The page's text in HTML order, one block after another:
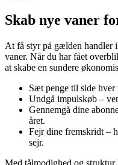
Skab nye vaner
At få styr på gælden handler
vaner. Når du har fået
at skabe en sundere
Sæt penge til side hver
Undgå impulskøb –
Gennemgå dine
året.
Fejr dine fremskridt –
sejr.
Med tålmodighed og